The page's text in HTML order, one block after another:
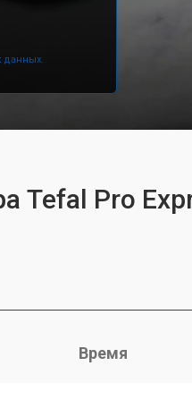
Tefal Pro
Время